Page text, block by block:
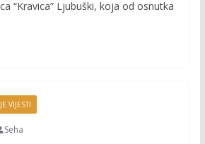
“Kravica” Ljubuški, koja od osnutka
VIJESTI
Seha